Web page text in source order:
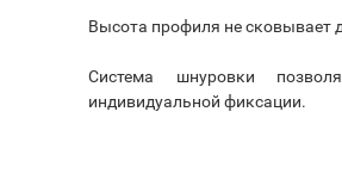
Высота профиля не сковывает
Система шнуровки
индивидуальной фиксации.